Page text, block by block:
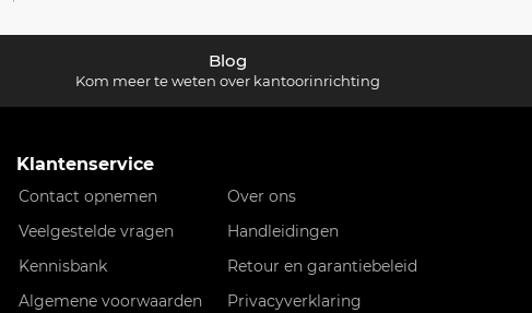
Blog
Kom meer te weten over kantoorinrichting
Klantenservice
Contact opnemen
Over ons
Veelgestelde vragen
Handleidingen
Kennisbank
Retour en garantiebeleid
Algemene voorwaarden
Privacyverklaring